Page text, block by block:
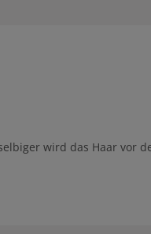
wird das Haar vor